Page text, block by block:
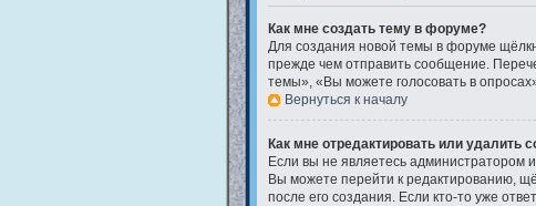
Как мне создать тему в форуме?
Для создания новой темы в форуме
прежде чем отправить сообщение.
темы», «Вы можете голосовать в
Вернуться к началу
Как мне отредактировать или удалить
Если вы не являетесь администратором
Вы можете перейти к редактированию,
после его создания. Если кто-то уже